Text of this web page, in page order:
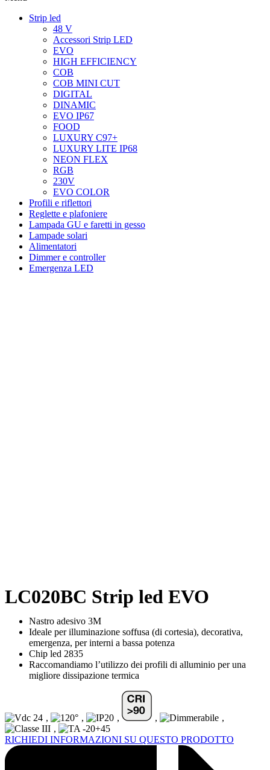
Strip led
48 V
Accessori Strip LED
EVO
HIGH EFFICIENCY
COB
COB MINI CUT
DIGITAL
DINAMIC
EVO IP67
FOOD
LUXURY C97+
LUXURY LITE IP68
NEON FLEX
RGB
230V
EVO COLOR
Profili e riflettori
Reglette e plafoniere
Lampada GU e faretti in gesso
Lampade solari
Alimentatori
Dimmer e controller
Emergenza LED
LC020BC Strip led EVO
Nastro adesivo 3M
Ideale per illuminazione soffusa (di cortesia), decorativa,
emergenza, per interni a bassa potenza
Chip led 2835
Raccomandiamo l’utilizzo dei profili di alluminio per una
migliore dissipazione termica
, , , ,
,
,
RICHIEDI INFORMAZIONI SU QUESTO PRODOTTO